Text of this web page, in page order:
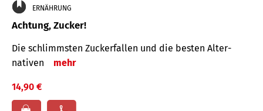
ERNÄHRUNG
Achtung, Zucker!
Die schlimmsten Zucker­fallen und die besten Alter­
nativen
mehr
14,90 €